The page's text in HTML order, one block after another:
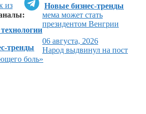
Новые бизнес-тренды
тренды
из
мема может стать
президентом Венгрии
06 августа, 2026
Народ выдвинул на пост
боль»